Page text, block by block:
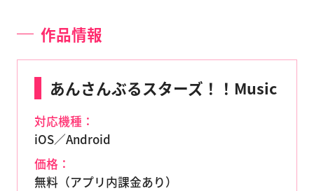
作品情報
あんさんぶるスターズ！！Music
対応機種：
iOS／Android
価格：
無料（アプリ内課金あり）